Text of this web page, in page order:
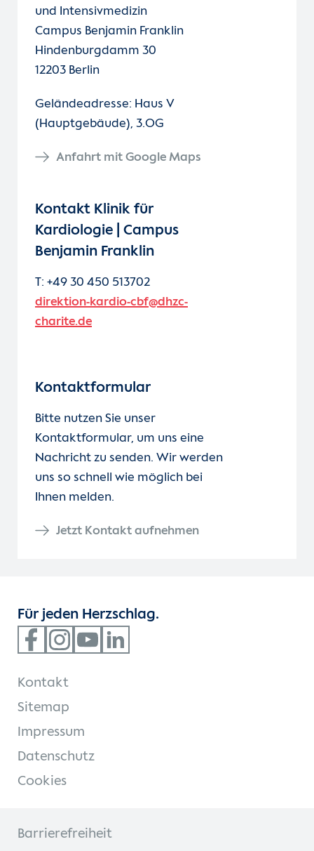
und Intensivmedizin
Campus Benjamin Franklin
Hindenburgdamm 30
12203 Berlin
Geländeadresse: Haus V
(Hauptgebäude), 3.OG
Anfahrt mit Google Maps
Kontakt Klinik für
Kardiologie | Campus
Benjamin Franklin
T: +49 30 450 513702
direktion-kardio-cbf@dhzc-
charite.de
Kontaktformular
Bitte nutzen Sie unser
Kontaktformular, um uns eine
Nachricht zu senden. Wir werden
uns so schnell wie möglich bei
Ihnen melden.
Jetzt Kontakt aufnehmen
Für jeden Herzschlag.
Kontakt
Sitemap
Impressum
Datenschutz
Cookies
Barrierefreiheit